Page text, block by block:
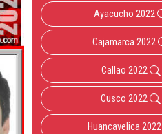
Ayacucho 2022
Cajamarca 2022
Callao 2022
Cusco 2022
Huancavelica 2022